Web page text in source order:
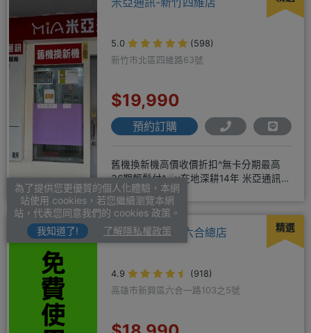
5.0
(598)
新竹市北區四維路63號
$19,990
預約訂購
舊機換新機高價收價折扣^無卡分期最高
36期輕鬆付^☄y在地深耕14年 米亞通訊四
維門市原南大路米亞通訊
精選
承靜數位通訊-六合總店
4.9
(918)
高雄市新興區六合一路103之5號
為了提供您更優質的個人化體驗，本網
站使用 cookies，若您繼續瀏覽本網
站，代表您同意我們的 cookies 政策。
我知道了!
了解隱私權政策